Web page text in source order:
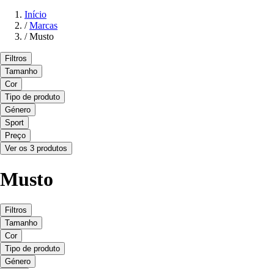
Início
/ Marcas
/ Musto
Filtros
Tamanho
Cor
Tipo de produto
Género
Sport
Preço
Ver os 3 produtos
Musto
Filtros
Tamanho
Cor
Tipo de produto
Género